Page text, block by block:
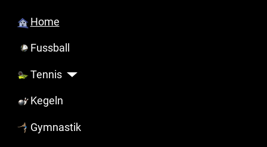
Home
Fussball
Tennis
Kegeln
Gymnastik